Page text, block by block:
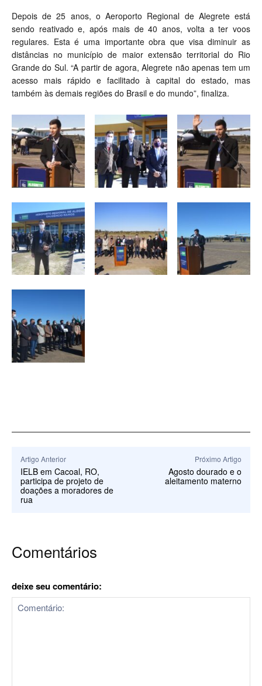
Depois de 25 anos, o Aeroporto Regional de Alegrete está
sendo reativado e, após mais de 40 anos, volta a ter voos
regulares. Esta é uma importante obra que visa diminuir as
distâncias no município de maior extensão territorial do Rio
Grande do Sul. “A partir de agora, Alegrete não apenas tem um
acesso mais rápido e facilitado à capital do estado, mas
também às demais regiões do Brasil e do mundo”, finaliza.
Artigo Anterior
IELB em Cacoal, RO,
participa de projeto de
doações a moradores de
rua
Próximo Artigo
Agosto dourado e o
aleitamento materno
Comentários
deixe seu comentário: